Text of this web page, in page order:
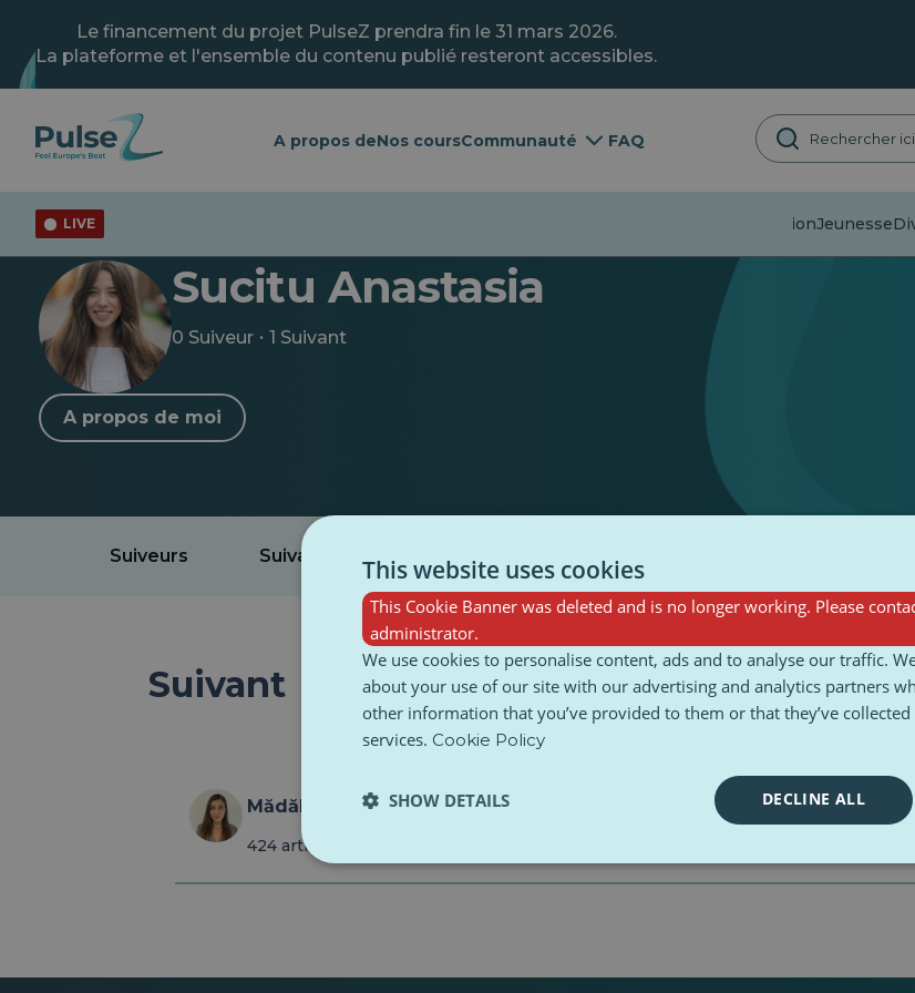
main
content
Le financement du projet PulseZ prendra fin le 31 mars 2026.
La plateforme et l'ensemble du contenu publié resteront accessibles.
A propos deNos coursCommunauté FAQ
LIVE DésinformationJeunesse
Sucitu Anastasia
0 Suiveur · 1 Suivant
A propos de moi
Suiveurs Suivant Intérêts
Suivant
Mădălina-Laura Mihai
424 articles
This website uses cookies
This Cookie Banner was deleted and is no longer working. Please
administrator.
We use cookies to personalise content, ads and to analyse our traffic.
about your use of our site with our advertising and analytics partners
other information that you’ve provided to them or that they’ve
services. Cookie Policy
DECLINE ALL
SHOW DETAILS